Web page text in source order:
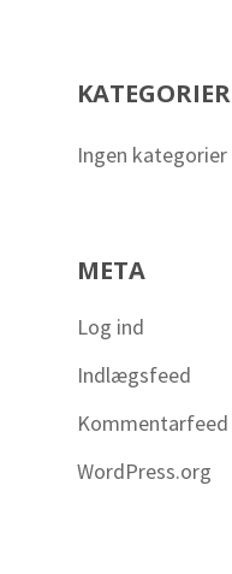
KATEGORIER
Ingen kategorier
META
Log ind
Indlægsfeed
Kommentarfeed
WordPress.org